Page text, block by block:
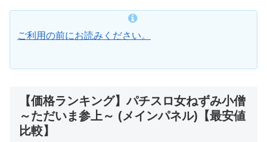
ご利用の前にお読みください。
【価格ランキング】パチスロ女ねずみ小僧
～ただいま参上～ (メインパネル)【最安値
比較】